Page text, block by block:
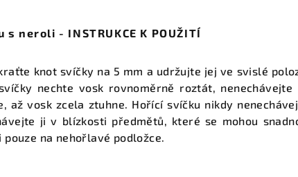
neroli - INSTRUKCE K POUŽITÍ
knot svíčky na 5 mm a udržujte jej ve svislé
nechte vosk rovnoměrně roztát,
až vosk zcela ztuhne. Hořící svíčku nikdy
ji v blízkosti předmětů, které se mohou
na nehořlavé podložce.